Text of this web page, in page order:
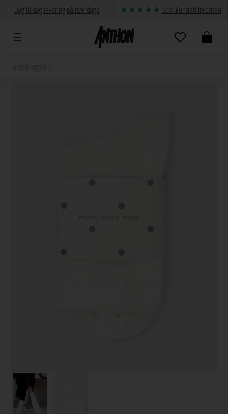
Dag til dag levering på hverdage Stor kundetilfredshed